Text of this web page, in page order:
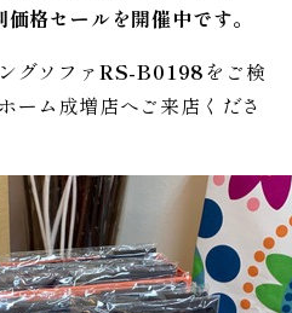
格セールを開催中です。
グソファRS-B0198をご検
ーム成増店へご来店くださ